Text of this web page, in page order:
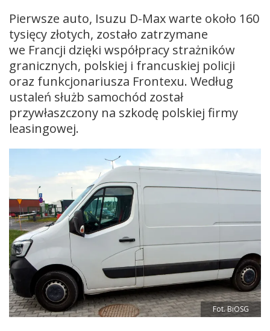
Pierwsze auto, Isuzu D-Max warte około 160
tysięcy złotych, zostało zatrzymane
we Francji dzięki współpracy strażników
granicznych, polskiej i francuskiej policji
oraz funkcjonariusza Frontexu. Według
ustaleń służb samochód został
przywłaszczony na szkodę polskiej firmy
leasingowej.
Fot. BiOSG